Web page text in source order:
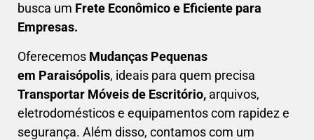
busca um Frete Econômico e Eficiente para
Empresas.
Oferecemos Mudanças Pequenas
em Paraisópolis, ideais para quem precisa
Transportar Móveis de Escritório, arquivos,
eletrodomésticos e equipamentos com rapidez e
segurança. Além disso, contamos com um